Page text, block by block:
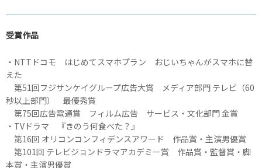
受賞作品
・NTTドコモ はじめてスマホプラン おじいちゃんがスマホに替
えた
第51回フジサンケイグループ広告大賞 メディア部門 テレビ（60
秒以上部門） 最優秀賞
第75回広告電通賞 フィルム広告 サービス・文化部門 金賞
・TVドラマ 『きのう何食べた？』
第16回 オリコンコンフィデンスアワード 作品賞・主演男優賞
第101回 テレビジョンドラマアカデミー賞 作品賞・監督賞・脚
本賞・主演男優賞